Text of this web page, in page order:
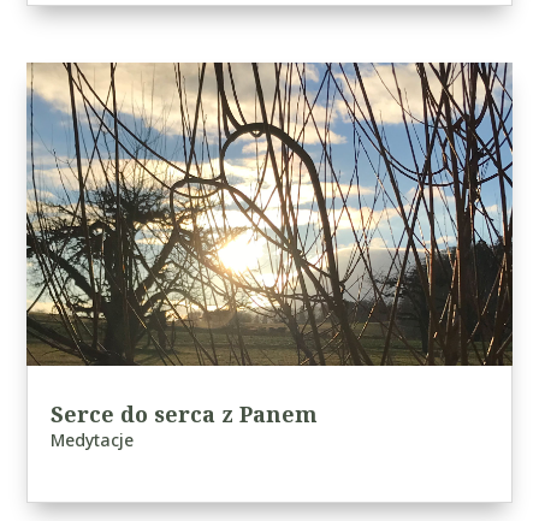
Serce do serca z Panem
Medytacje